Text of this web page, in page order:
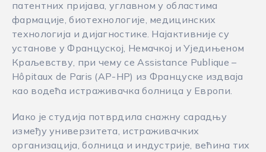
патентних пријава, углавном у областима
фармације, биотехнологије, медицинских
технологија и дијагностике. Најактивније су
установе у Француској, Немачкој и Уједињеном
Краљевству, при чему се Assistance Publique –
Hôpitaux de Paris (AP-HP) из Француске издваја
као водећа истраживачка болница у Европи.
Иако је студија потврдила снажну сарадњу
између универзитета, истраживачких
организација, болница и индустрије, већина тих